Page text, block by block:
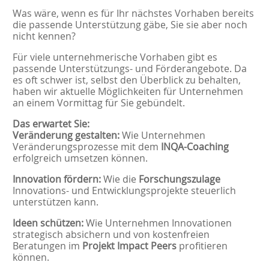
Was wäre, wenn es für Ihr nächstes Vorhaben bereits
die passende Unterstützung gäbe, Sie sie aber noch
nicht kennen?
Für viele unternehmerische Vorhaben gibt es
passende Unterstützungs- und Förderangebote. Da
es oft schwer ist, selbst den Überblick zu behalten,
haben wir aktuelle Möglichkeiten für Unternehmen
an einem Vormittag für Sie gebündelt.
Das erwartet Sie:
Veränderung gestalten:Wie Unternehmen
Veränderungsprozesse mit dem INQA-Coaching
erfolgreich umsetzen können.
Innovation fördern:Wie die Forschungszulage
Innovations- und Entwicklungsprojekte steuerlich
unterstützen kann.
Ideen schützen:Wie Unternehmen Innovationen
strategisch absichern und von kostenfreien
Beratungen im Projekt Impact Peersprofitieren
können.